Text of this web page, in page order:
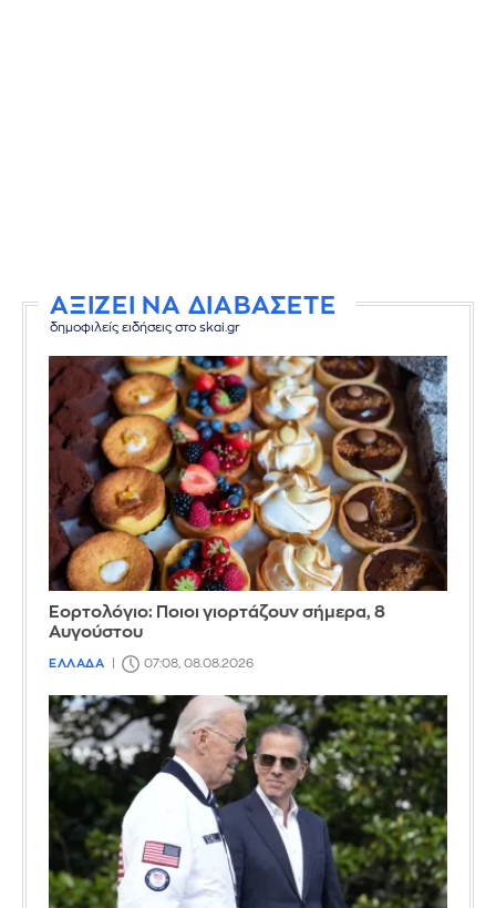
ΑΞΙΖΕΙ ΝΑ ΔΙΑΒΑΣΕΤΕ
δημοφιλείς ειδήσεις στο skai.gr
Εορτολόγιο: Ποιοι γιορτάζουν σήμερα, 8
Αυγούστου
ΕΛΛΑΔΑ 07:08, 08.08.2026